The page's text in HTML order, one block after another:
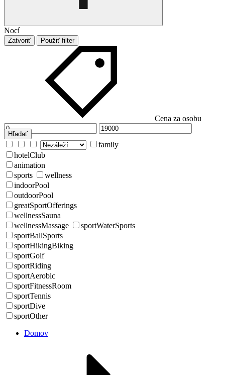
Nocí
Zatvoriť Použiť filter
Cena za osobu
Hľadať
family
hotelClub
animation
sports
wellness
indoorPool
outdoorPool
greatSportOfferings
wellnessSauna
wellnessMassage
sportWaterSports
sportBallSports
sportHikingBiking
sportGolf
sportRiding
sportAerobic
sportFitnessRoom
sportTennis
sportDive
sportOther
Domov